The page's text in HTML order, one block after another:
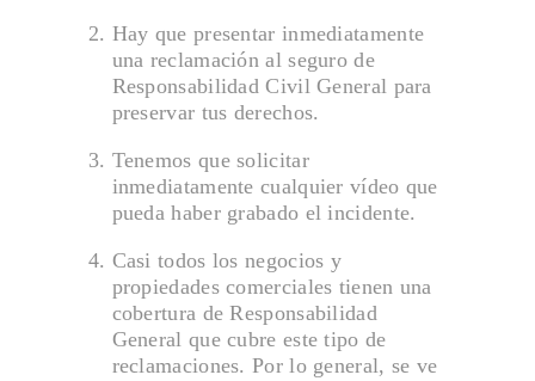
Hay que presentar inmediatamente
una reclamación al seguro de
Responsabilidad Civil General para
preservar tus derechos.
Tenemos que solicitar
inmediatamente cualquier vídeo que
pueda haber grabado el incidente.
Casi todos los negocios y
propiedades comerciales tienen una
cobertura de Responsabilidad
General que cubre este tipo de
reclamaciones. Por lo general, se ve